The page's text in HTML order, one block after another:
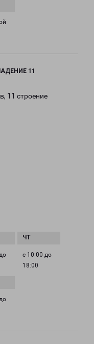
11
11 строение
с 10:00 до
18:00